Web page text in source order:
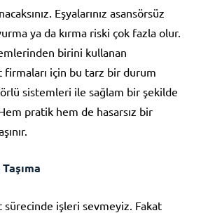
Eşyalarınız asansörsüz
ya da kırma riski çok fazla olur.
birini kullanan
için bu tarz bir durum
sistemleri ile sağlam bir şekilde
pratik hem de hasarsız bir
işleri sevmeyiz. Fakat